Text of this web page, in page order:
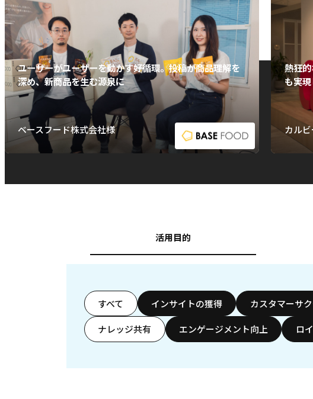
ユーザーがユーザーを動かす好循環。投稿が商品理解を
深め、新商品を生む源泉に
ベースフード株式会社様
熱狂
も実
カル
活用目的
すべて インサイトの獲得 カスタマーサ
ナレッジ共有 エンゲージメント向上 ロ